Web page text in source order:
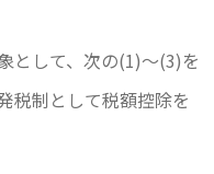
として、次の(1)～(3)を
税制として税額控除を